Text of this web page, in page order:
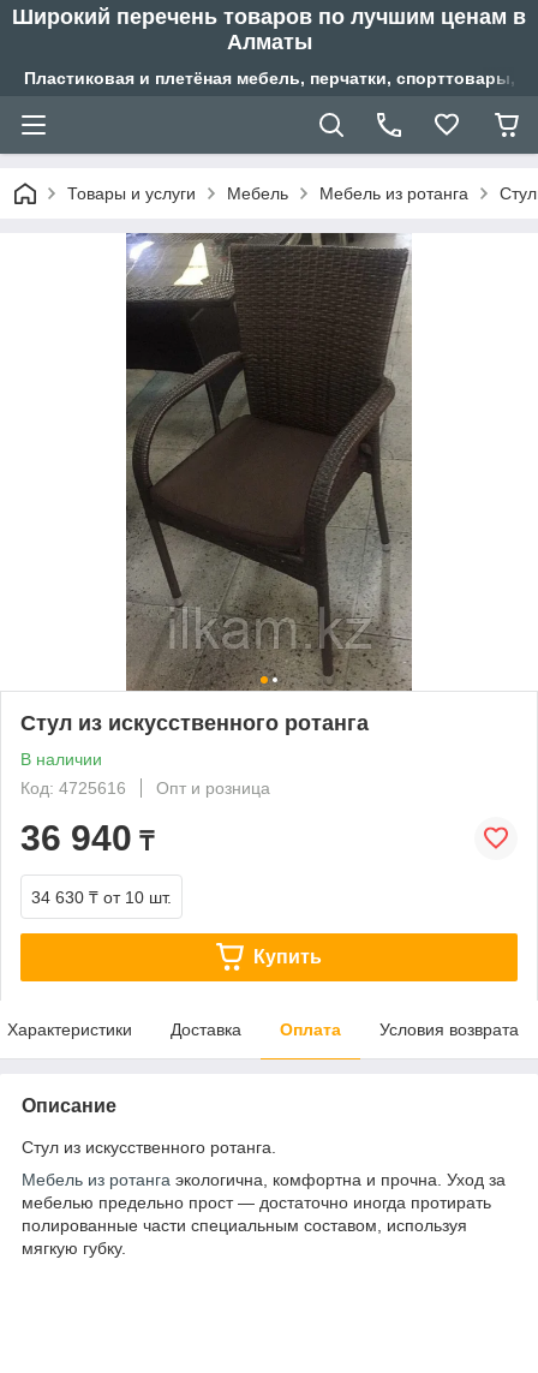
Широкий перечень товаров по лучшим ценам в
Алматы
Пластиковая и плетёная мебель, перчатки,
Товары и услуги Мебель Мебель из ротанга
Стул из искусственного ротанга
В наличии
Код: 4725616
Опт и розница
36 940 ₸
34 630 ₸ от 10 шт.
Купить
Характеристики Доставка Оплата Условия возврата
Описание
Стул из искусственного ротанга.
Мебель из ротанга экологична, комфортна и прочна. Уход за
мебелью предельно прост — достаточно иногда протирать
полированные части специальным составом, используя
мягкую губку.